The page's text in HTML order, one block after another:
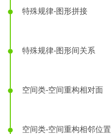
特殊规律-图形拼接
特殊规律-图形间关系
空间类-空间重构相对面
空间类-空间重构相邻位置